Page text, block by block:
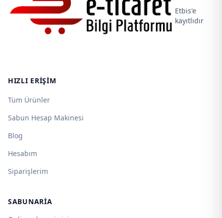
Etbis'e
kayıtlıdır
HIZLI ERIŞIM
Tüm Ürünler
Sabun Hesap Makinesi
Blog
Hesabım
Siparişlerim
SABUNARIA